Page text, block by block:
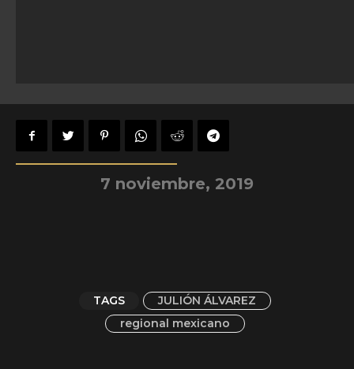
7 noviembre, 2019
TAGS
JULIÓN ÁLVAREZ
regional mexicano